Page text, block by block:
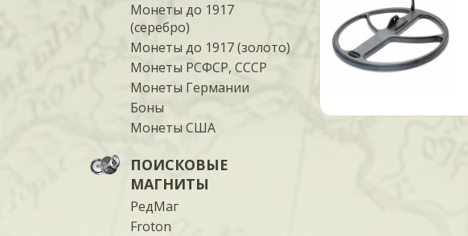
Монеты до 1917
(серебро)
Монеты до 1917 (золото)
Монеты РСФСР, СССР
Монеты Германии
Боны
Монеты США
ПОИСКОВЫЕ
МАГНИТЫ
РедМаг
Froton